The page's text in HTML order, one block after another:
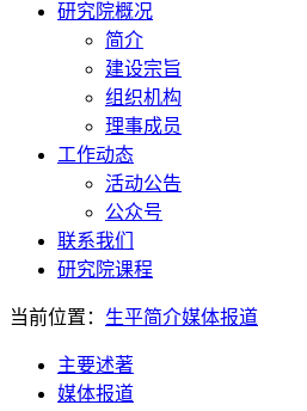
研究院概况
简介
建设宗旨
组织机构
理事成员
工作动态
活动公告
公众号
联系我们
研究院课程
当前位置： 生平简介媒体报道
主要述著
媒体报道